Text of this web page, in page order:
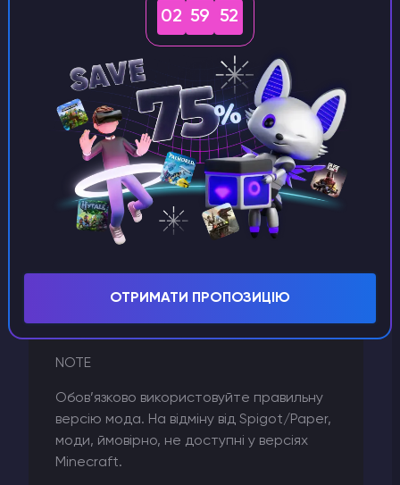
У кореневому каталозі вашого сервера знайдіть
, якщо її там немає, створіть новий
каталог під назвою
. Перейдіть до цієї
папки та завантажте туди файли своїх модів!
Переважна більшість модифікацій вимагають
перезапуску сервера, щоб набули чинності.
Крім того, для багатьох модів Fabric потрібен
Fabric-API. Завантажте відповідний API Fabric для
вашої версії сервера та також помістіть цей
файл у каталог
/mods.
NOTE
Обов’язково використовуйте правильну
версію мода. На відміну від Spigot/Paper,
моди, ймовірно, не доступні у версіях
Minecraft.
02 59 51
ОТРИМАТИ ПРОПОЗИЦІЮ